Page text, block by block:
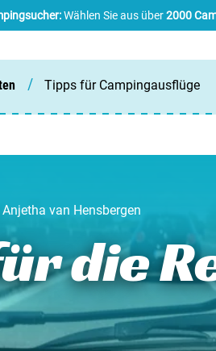
Wählen Sie aus über2000
/ Tipps für Campingausflüge
Anjetha van Hensbergen
die